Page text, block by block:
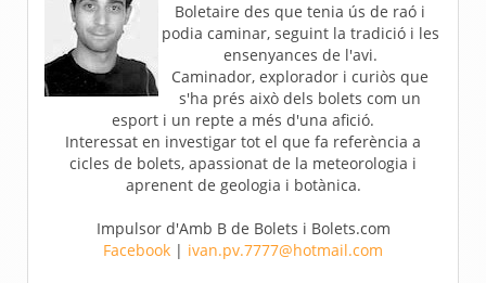
Boletaire des que tenia ús de raó i
podia caminar, seguint la tradició i les
ensenyances de l'avi.
Caminador, explorador i curiòs que
s'ha prés això dels bolets com un
esport i un repte a més d'una afició.
Interessat en investigar tot el que fa referència a
cicles de bolets, apassionat de la meteorologia i
aprenent de geologia i botànica.
Impulsor d'Amb B de Bolets i Bolets.com
Facebook | ivan.pv.7777@hotmail.com